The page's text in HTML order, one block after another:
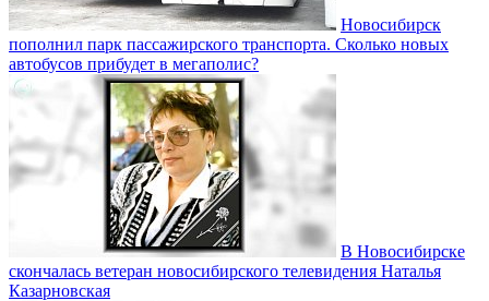
Новосибирск
пополнил парк пассажирского транспорта. Сколько новых
автобусов прибудет в мегаполис?
В Новосибирске
скончалась ветеран новосибирского телевидения Наталья
Казарновская